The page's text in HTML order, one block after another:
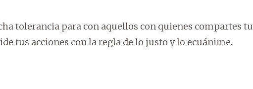
tolerancia para con aquellos con quienes compartes tu
tus acciones con la regla de lo justo y lo ecuánime.